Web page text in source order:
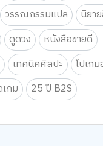
วรรณกรรมแปล
นิยา
ดูดวง
หนังสือขายดี
เทคนิคศิลปะ
โปเก
กม 25 ปี B2S